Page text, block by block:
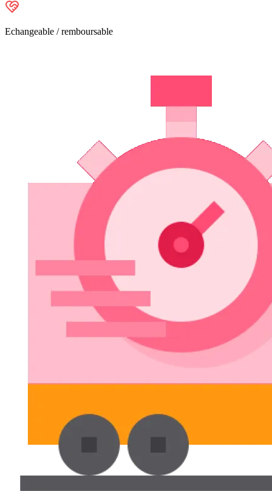
Echangeable / remboursable